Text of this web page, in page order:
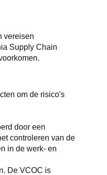
vereisen
Supply Chain
om de risico's
door een
controleren van de
in de werk- en
De VCOC is